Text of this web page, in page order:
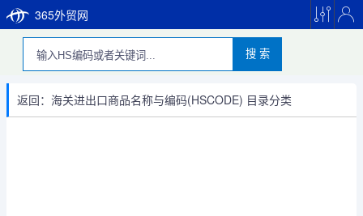
365外贸网
搜 索
返回：海关进出口商品名称与编码(HSCODE) 目录分类